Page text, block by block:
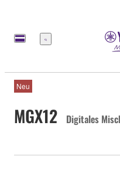
Menü
Neu
MGX12 Digitales